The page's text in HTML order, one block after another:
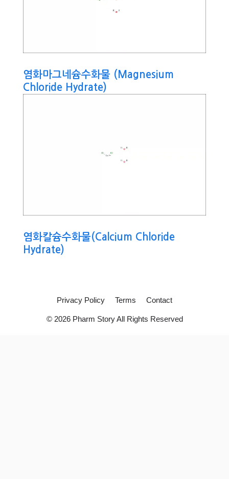
염화마그네슘수화물 (Magnesium
Chloride Hydrate)
염화칼슘수화물(Calcium Chloride
Hydrate)
Privacy Policy Terms Contact
© 2026 Pharm Story All Rights Reserved